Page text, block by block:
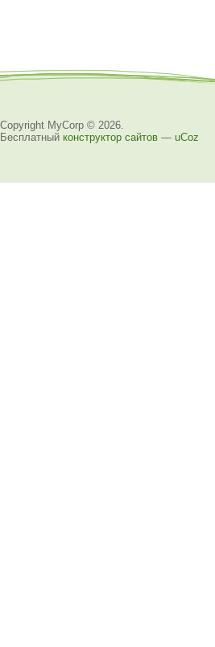
Copyright MyCorp © 2026
Бесплатный конструктор сайтов — uCoz